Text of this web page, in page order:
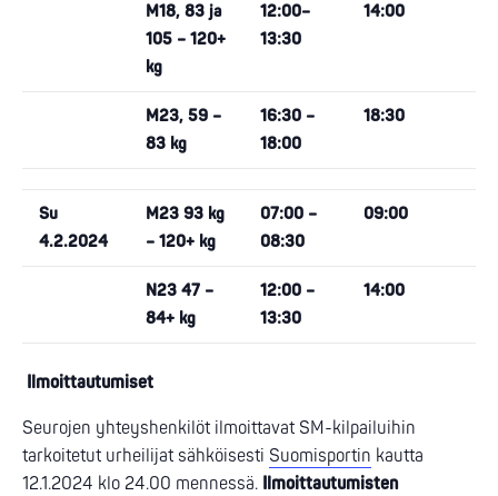
M18, 83 ja
105 – 120+
kg
12:00–
13:30
14:00
M23, 59 –
83 kg
16:30 –
18:00
18:30
Su
4.2.2024
M23 93 kg
– 120+ kg
07:00 –
08:30
09:00
N23 47 –
84+ kg
12:00 –
13:30
14:00
Ilmoittautumiset
Seurojen yhteyshenkilöt ilmoittavat SM-kilpailuihin
tarkoitetut urheilijat sähköisesti Suomisportin kautta
12.1.2024 klo 24.00 mennessä. Ilmoittautumisten